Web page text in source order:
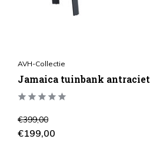
AVH-Collectie
Jamaica tuinbank antraciet
€399,00
€199,00